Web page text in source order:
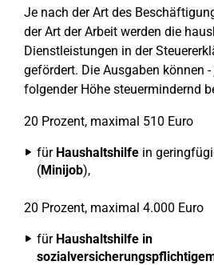
Je nach der Art des
der Art der Arbeit werden die
Dienstleistungen in der
gefördert. Die Ausgaben können
folgender Höhe steuermindernd
20 Prozent, maximal 510 Euro
für Haushaltshilfe in
(Minijob),
20 Prozent, maximal 4.000 Euro
für Haushaltshilfe in